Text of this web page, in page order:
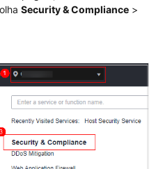
Security & Compliance >